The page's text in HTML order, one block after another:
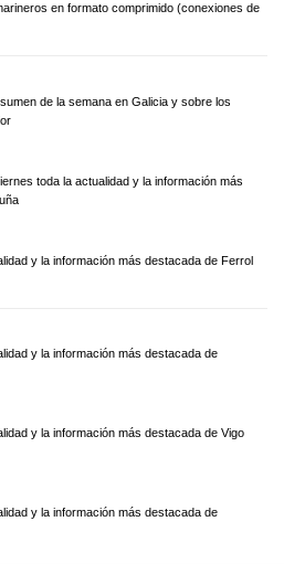
en formato comprimido (conexiones de
de la semana en Galicia y sobre los
toda la actualidad y la información más
y la información más destacada de Ferrol
y la información más destacada de
y la información más destacada de Vigo
y la información más destacada de